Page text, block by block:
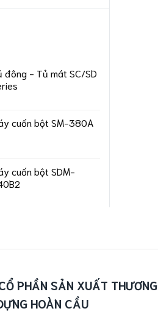
đông - Tủ mát SC/SD
cuốn bột SM-380A
cuốn bột SDM-
PHẦN SẢN XUẤT THƯƠNG
HOÀN CẦU